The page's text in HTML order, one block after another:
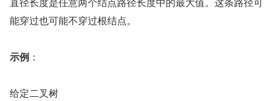
能穿过也可能不穿过根结点。
示例 ：
给定二叉树